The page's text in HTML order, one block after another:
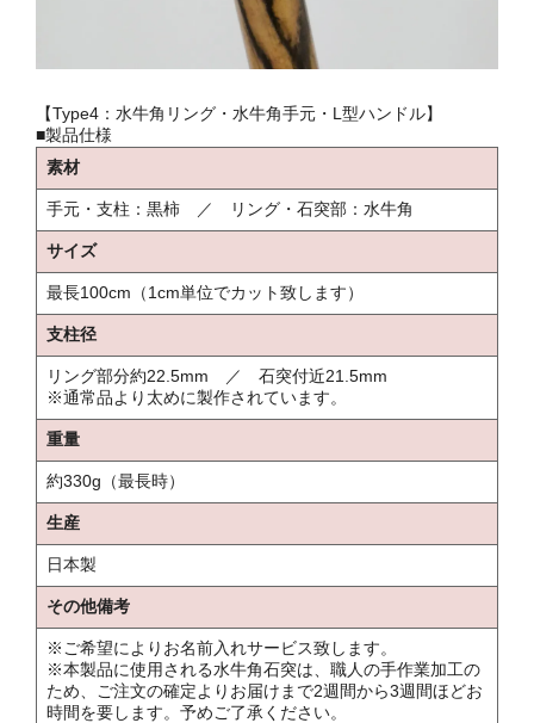
【Type4：水牛角リング・水牛角手元・L型ハンドル】
■製品仕様
素材
手元・支柱：黒柿 ／ リング・石突部：水牛角
サイズ
最長100cm（1cm単位でカット致します）
支柱径
リング部分約22.5mm ／ 石突付近21.5mm
※通常品より太めに製作されています。
重量
約330g（最長時）
生産
日本製
その他備考
※ご希望によりお名前入れサービス致します。
※本製品に使用される水牛角石突は、職人の手作業加工の
ため、ご注文の確定よりお届けまで2週間から3週間ほどお
時間を要します。予めご了承ください。